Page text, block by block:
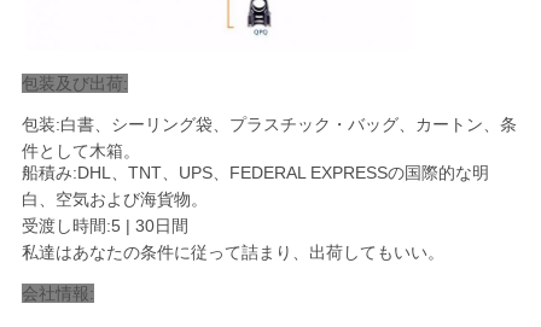
包装及び出荷:
包装:白書、シーリング袋、プラスチック・バッグ、カートン、条
件として木箱。
船積み:DHL、TNT、UPS、FEDERAL EXPRESSの国際的な明
白、空気および海貨物。
受渡し時間:5 | 30日間
私達はあなたの条件に従って詰まり、出荷してもいい。
会社情報: